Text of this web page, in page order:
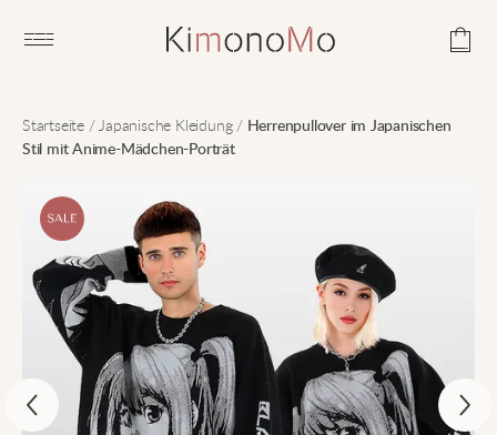
Open main menu
Startseite/Japanische Kleidung/ Herrenpullover im Japanischen
Stil mit Anime-Mädchen-Porträt